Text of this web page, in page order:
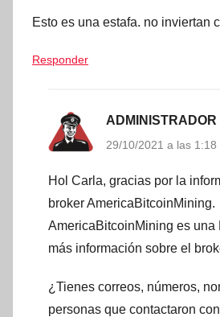
Esto es una estafa. no inviertan
Responder
29/10/2021 a las 1:18
Hol Carla, gracias por la
broker AmericaBitcoinMining.
AmericaBitcoinMining es una
más información sobre el
¿Tienes correos, números,
personas que contactaron